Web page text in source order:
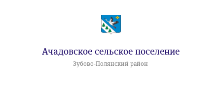
Ачадовское сельское поселение
Зубово-Полянский район